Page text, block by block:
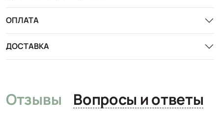
ОПЛАТА
ДОСТАВКА
Отзывы Вопросы и ответы